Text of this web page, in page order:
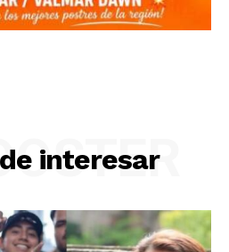
interesar